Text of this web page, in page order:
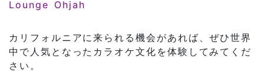
Lounge Ohjah
カリフォルニアに来られる機会があれば、ぜひ世界
中で人気となったカラオケ文化を体験してみてくだ
さい。